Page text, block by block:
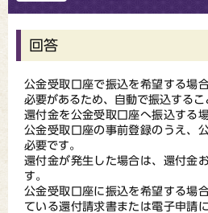
回答
公金受取口座で振込を希望する場
必要があるため、自動で振込するこ
還付金を公金受取口座へ振込する
公金受取口座の事前登録のうえ、
必要です。
還付金が発生した場合は、還付金
す。
公金受取口座に振込を希望する場
ている還付請求書または電子申請